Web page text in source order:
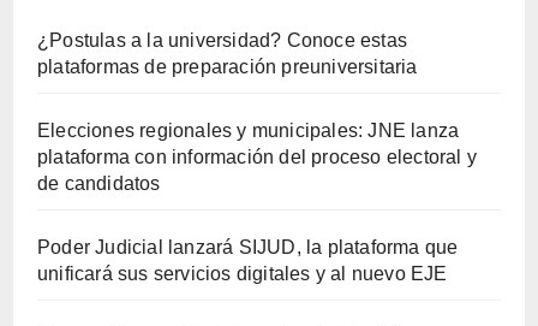
¿Postulas a la universidad? Conoce estas
plataformas de preparación preuniversitaria
Elecciones regionales y municipales: JNE lanza
plataforma con información del proceso electoral y
de candidatos
Poder Judicial lanzará SIJUD, la plataforma que
unificará sus servicios digitales y al nuevo EJE